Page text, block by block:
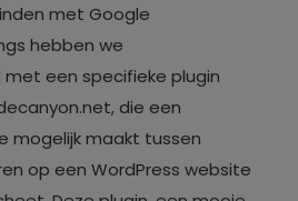
met Google
hebben we
een specifieke plugin
die een
mogelijk maakt tussen
op een WordPress website